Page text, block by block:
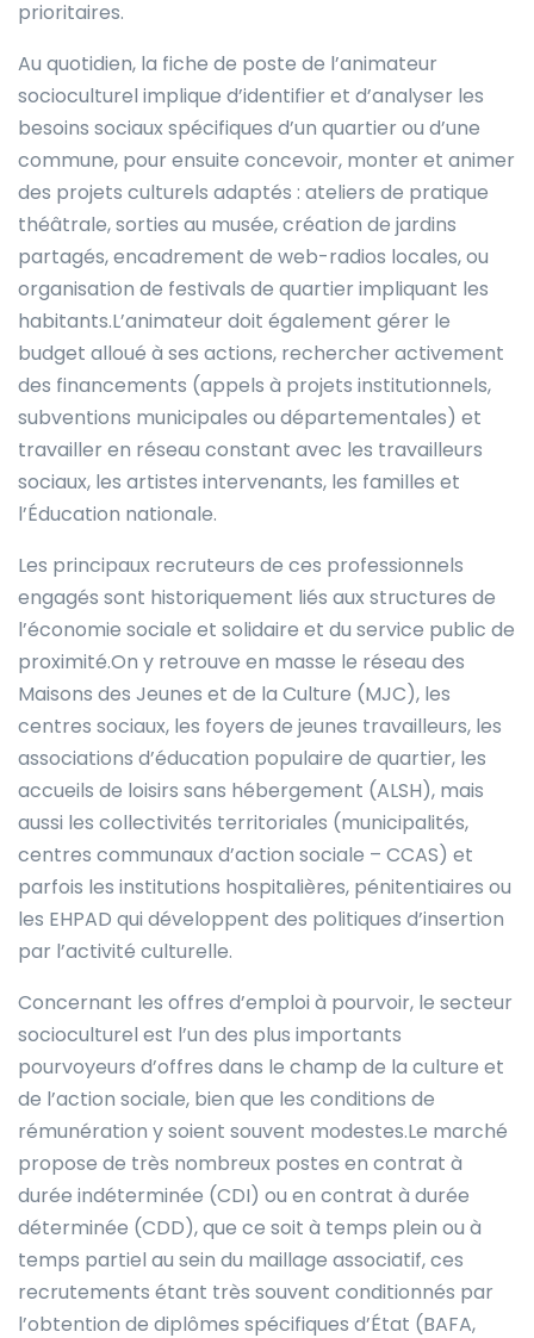
prioritaires.
Au quotidien, la fiche de poste de l’animateur
socioculturel implique d’identifier et d’analyser les
besoins sociaux spécifiques d’un quartier ou d’une
commune, pour ensuite concevoir, monter et animer
des projets culturels adaptés : ateliers de pratique
théâtrale, sorties au musée, création de jardins
partagés, encadrement de web-radios locales, ou
organisation de festivals de quartier impliquant les
habitants.L’animateur doit également gérer le
budget alloué à ses actions, rechercher activement
des financements (appels à projets institutionnels,
subventions municipales ou départementales) et
travailler en réseau constant avec les travailleurs
sociaux, les artistes intervenants, les familles et
l’Éducation nationale.
Les principaux recruteurs de ces professionnels
engagés sont historiquement liés aux structures de
l’économie sociale et solidaire et du service public de
proximité.On y retrouve en masse le réseau des
Maisons des Jeunes et de la Culture (MJC), les
centres sociaux, les foyers de jeunes travailleurs, les
associations d’éducation populaire de quartier, les
accueils de loisirs sans hébergement (ALSH), mais
aussi les collectivités territoriales (municipalités,
centres communaux d’action sociale – CCAS) et
parfois les institutions hospitalières, pénitentiaires ou
les EHPAD qui développent des politiques d’insertion
par l’activité culturelle.
Concernant les offres d’emploi à pourvoir, le secteur
socioculturel est l’un des plus importants
pourvoyeurs d’offres dans le champ de la culture et
de l’action sociale, bien que les conditions de
rémunération y soient souvent modestes.Le marché
propose de très nombreux postes en contrat à
durée indéterminée (CDI) ou en contrat à durée
déterminée (CDD), que ce soit à temps plein ou à
temps partiel au sein du maillage associatif, ces
recrutements étant très souvent conditionnés par
l’obtention de diplômes spécifiques d’État (BAFA,